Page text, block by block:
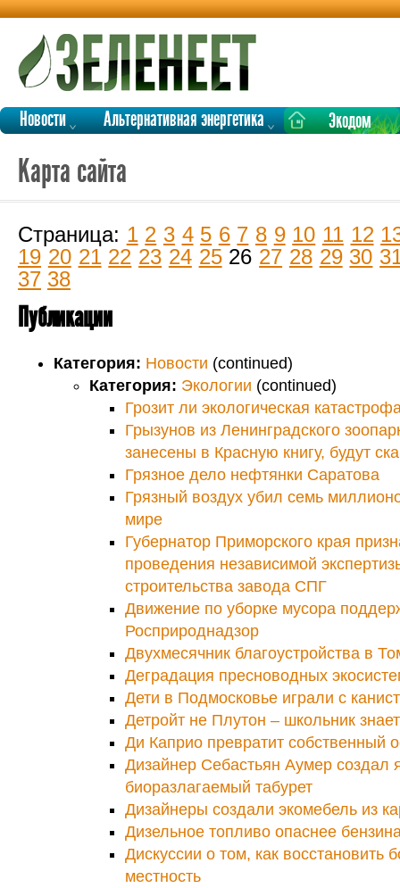
Новости Альтернативная энергетика Экодом
Карта сайта
Страница: 1 2 3 4 5 6 7 8 9 10 11 12
19 20 21 22 23 24 2526 27 28 29 30
37 38
Публикации
Категория: Новости (continued)
Категория: Экологии (continued)
Грозит ли экологическая
Грызунов из Ленинградского
занесены в Красную книгу, будут
Грязное дело нефтянки Саратова
Грязный воздух убил семь
мире
Губернатор Приморского края
проведения независимой
строительства завода СПГ
Движение по уборке мусора
Росприроднадзор
Двухмесячник благоустройства в
Деградация пресноводных
Дети в Подмосковье играли с
Детройт не Плутон – школьник
Ди Каприо превратит собственный
Дизайнер Себастьян Аумер создал
биоразлагаемый табурет
Дизайнеры создали экомебель из
Дизельное топливо опаснее
Дискуссии о том, как восстановить
местность